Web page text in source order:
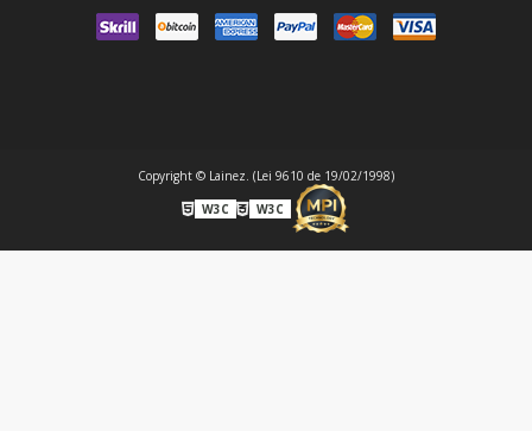
Copyright © Lainez. (Lei 9610 de 19/02/1998)
W3C
W3C